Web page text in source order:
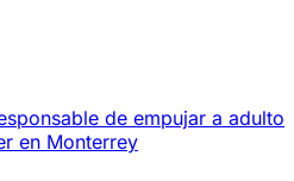
de empujar a adulto
en Monterrey